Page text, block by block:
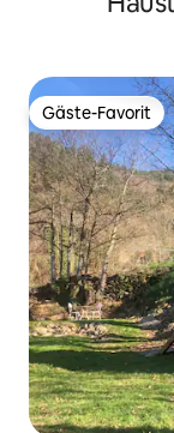
Gäste-Favorit
Gäste-Favorit